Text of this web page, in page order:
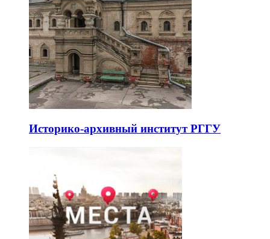
Историко-архивный институт РГГУ